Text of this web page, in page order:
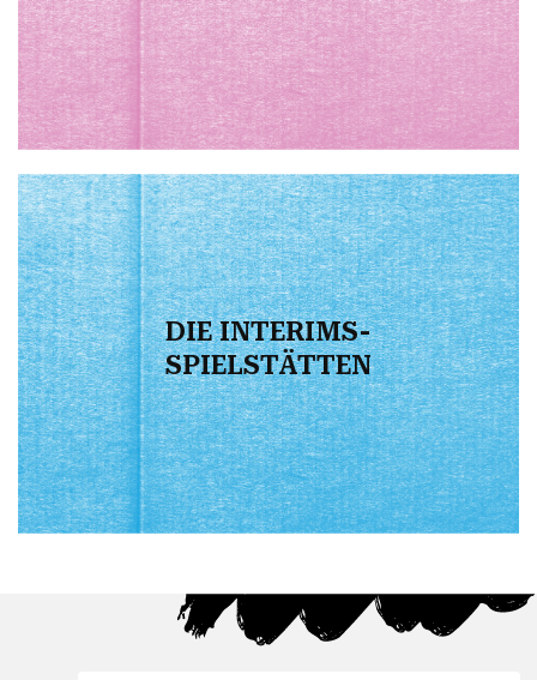
DIE INTERIMS-
SPIELSTÄTTEN